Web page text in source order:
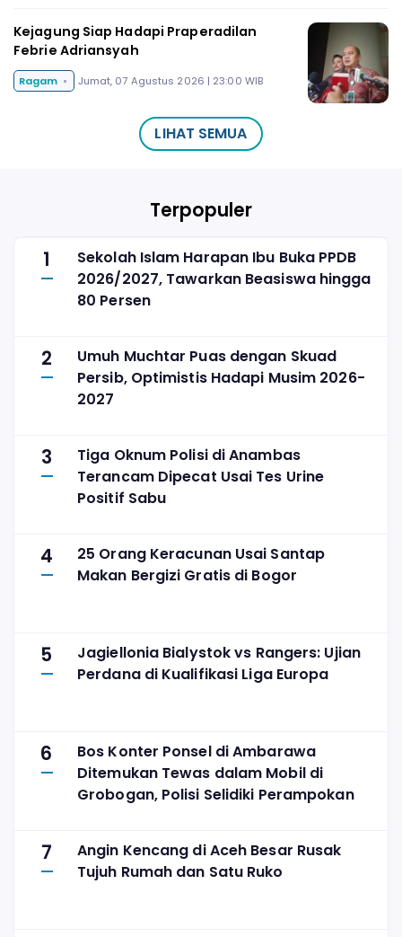
Kejagung Siap Hadapi Praperadilan
Febrie Adriansyah
Ragam Jumat, 07 Agustus 2026 | 23:00 WIB
LIHAT SEMUA
Terpopuler
1
Sekolah Islam Harapan Ibu Buka PPDB
2026/2027, Tawarkan Beasiswa hingga
80 Persen
2
Umuh Muchtar Puas dengan Skuad
Persib, Optimistis Hadapi Musim 2026-
2027
3
Tiga Oknum Polisi di Anambas
Terancam Dipecat Usai Tes Urine
Positif Sabu
4
25 Orang Keracunan Usai Santap
Makan Bergizi Gratis di Bogor
5
Jagiellonia Bialystok vs Rangers: Ujian
Perdana di Kualifikasi Liga Europa
6
Bos Konter Ponsel di Ambarawa
Ditemukan Tewas dalam Mobil di
Grobogan, Polisi Selidiki Perampokan
7
Angin Kencang di Aceh Besar Rusak
Tujuh Rumah dan Satu Ruko